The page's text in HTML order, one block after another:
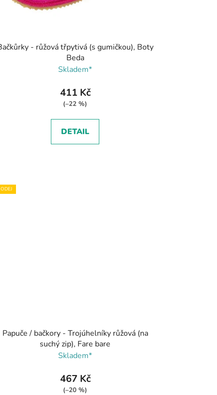
- růžová třpytivá (s gumičkou), Boty
Beda
Skladem*
411 Kč
(–22 %)
DETAIL
Papuče / bačkory - Trojúhelníky růžová (na
suchý zip), Fare bare
Skladem*
467 Kč
(–20 %)